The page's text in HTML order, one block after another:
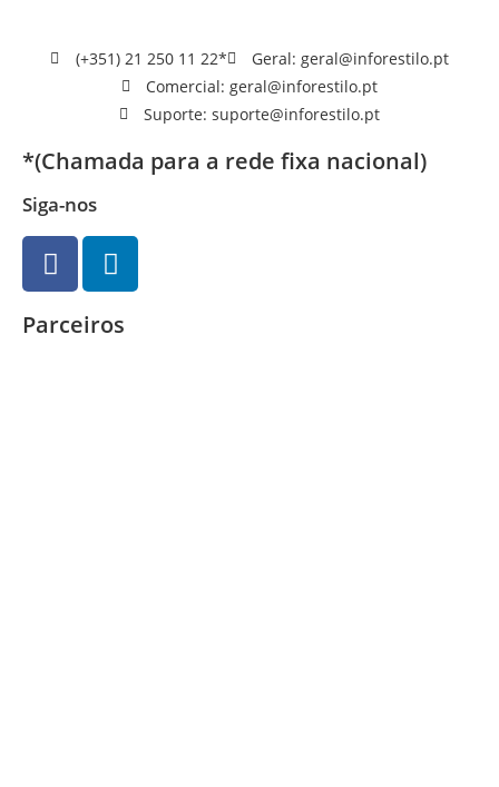
(+351) 21 250 11 22*
Geral: geral@inforestilo.pt
Comercial: geral@inforestilo.pt
Suporte: suporte@inforestilo.pt
*(Chamada para a rede fixa nacional)
Siga-nos
Parceiros